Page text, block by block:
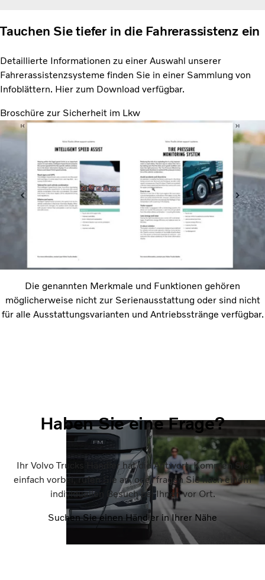
Tauchen Sie tiefer in die Fahrerassistenz ein
Detaillierte Informationen zu einer Auswahl unserer
Fahrerassistenzsysteme finden Sie in einer Sammlung von
Infoblättern. Hier zum Download verfügbar.
Broschüre zur Sicherheit im Lkw
Die genannten Merkmale und Funktionen gehören
möglicherweise nicht zur Serienausstattung oder sind nicht
für alle Ausstattungsvarianten und Antriebsstränge verfügbar.
Haben Sie eine Frage?
Ihr Volvo Trucks Händler hat die Antwort. Kommen Sie
einfach vorbei, rufen Sie an, oder fragen Sie nach einem
individuellen Besuch bei Ihnen vor Ort.
Suchen Sie einen Händler in Ihrer Nähe